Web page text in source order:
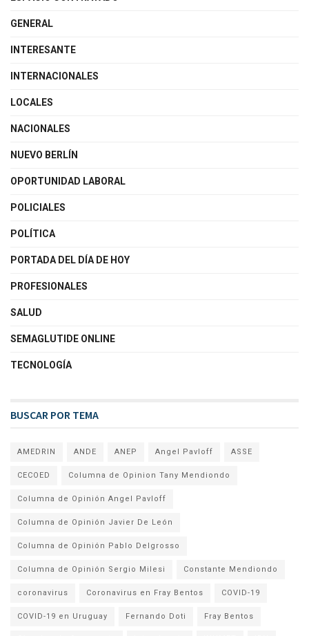
GENERAL
INTERESANTE
INTERNACIONALES
LOCALES
NACIONALES
NUEVO BERLÍN
OPORTUNIDAD LABORAL
POLICIALES
POLÍTICA
PORTADA DEL DÍA DE HOY
PROFESIONALES
SALUD
SEMAGLUTIDE ONLINE
TECNOLOGÍA
BUSCAR POR TEMA
AMEDRIN ANDE ANEP Angel Pavloff ASSE
CECOED Columna de Opinion Tany Mendiondo
Columna de Opinión Angel Pavloff
Columna de Opinión Javier De León
Columna de Opinión Pablo Delgrosso
Columna de Opinión Sergio Milesi Constante Mendiondo
coronavirus Coronavirus en Fray Bentos COVID-19
COVID-19 en Uruguay Fernando Doti Fray Bentos